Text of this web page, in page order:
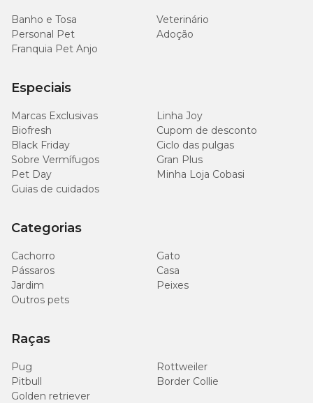
Banho e Tosa
Veterinário
Personal Pet
Adoção
Franquia Pet Anjo
Especiais
Marcas Exclusivas
Linha Joy
Biofresh
Cupom de desconto
Black Friday
Ciclo das pulgas
Sobre Vermífugos
Gran Plus
Pet Day
Minha Loja Cobasi
Guias de cuidados
Categorias
Cachorro
Gato
Pássaros
Casa
Jardim
Peixes
Outros pets
Raças
Pug
Rottweiler
Pitbull
Border Collie
Golden retriever